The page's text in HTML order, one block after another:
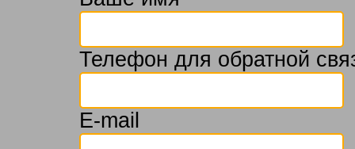
Телефон для обратной
E-mail